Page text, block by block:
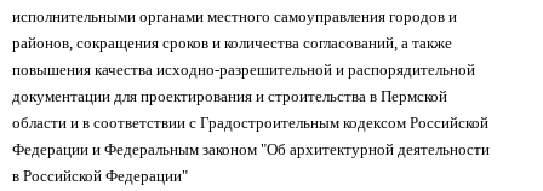
исполнительными органами местного самоуправления городов и
районов, сокращения сроков и количества согласований, а также
повышения качества исходно-разрешительной и распорядительной
документации для проектирования и строительства в Пермской
области и в соответствии с Градостроительным кодексом Российской
Федерации и Федеральным законом "Об архитектурной деятельности
в Российской Федерации"